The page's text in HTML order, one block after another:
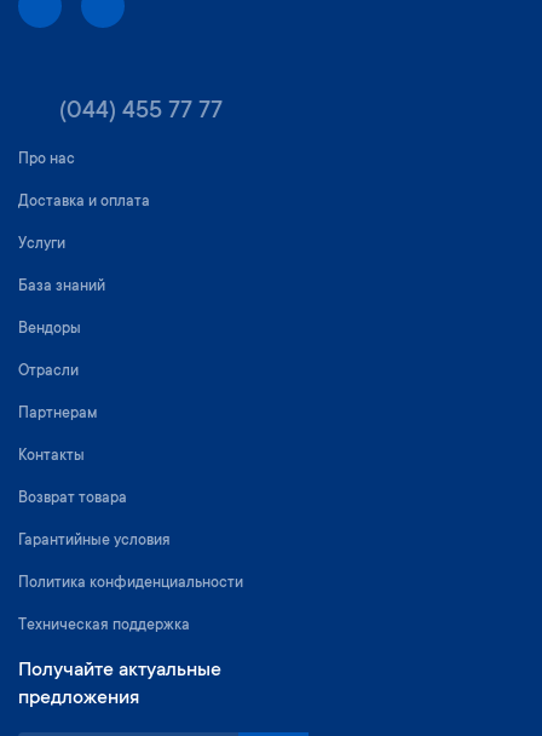
(044) 455 77 77
Про нас
Доставка и оплата
Услуги
База знаний
Вендоры
Отрасли
Партнерам
Контакты
Возврат товара
Гарантийные условия
Политика конфиденциальности
Техническая поддержка
Получайте актуальные
предложения